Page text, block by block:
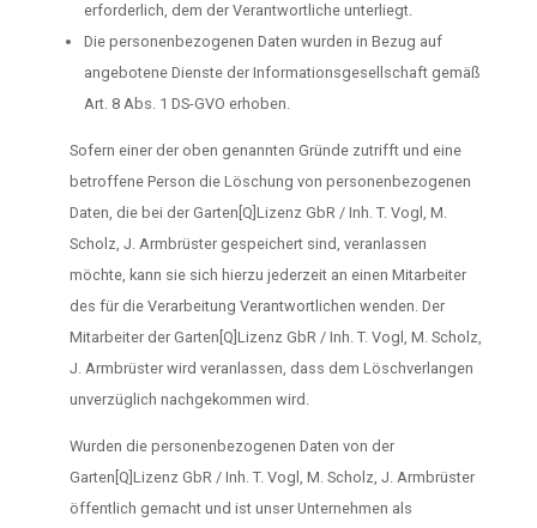
erforderlich, dem der Verantwortliche unterliegt.
Die personenbezogenen Daten wurden in Bezug auf
angebotene Dienste der Informationsgesellschaft gemäß
Art. 8 Abs. 1 DS-GVO erhoben.
Sofern einer der oben genannten Gründe zutrifft und eine
betroffene Person die Löschung von personenbezogenen
Daten, die bei der Garten[Q]Lizenz GbR / Inh. T. Vogl, M.
Scholz, J. Armbrüster gespeichert sind, veranlassen
möchte, kann sie sich hierzu jederzeit an einen Mitarbeiter
des für die Verarbeitung Verantwortlichen wenden. Der
Mitarbeiter der Garten[Q]Lizenz GbR / Inh. T. Vogl, M. Scholz,
J. Armbrüster wird veranlassen, dass dem Löschverlangen
unverzüglich nachgekommen wird.
Wurden die personenbezogenen Daten von der
Garten[Q]Lizenz GbR / Inh. T. Vogl, M. Scholz, J. Armbrüster
öffentlich gemacht und ist unser Unternehmen als